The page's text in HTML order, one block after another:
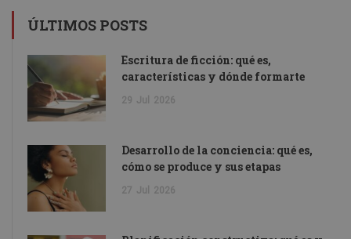
ÚLTIMOS POSTS
Escritura de ficción: qué es,
características y dónde formarte
29 Jul 2026
Desarrollo de la conciencia: qué es,
cómo se produce y sus etapas
27 Jul 2026